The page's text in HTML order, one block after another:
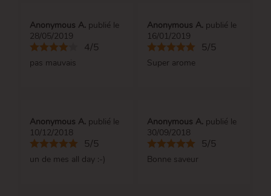
Anonymous A. publié le
28/05/2019
4/5
pas mauvais
Anonymous A. publié le
16/01/2019
5/5
Super arome
Anonymous A. publié le
10/12/2018
5/5
un de mes all day :-)
Anonymous A. publié le
30/09/2018
5/5
Bonne saveur